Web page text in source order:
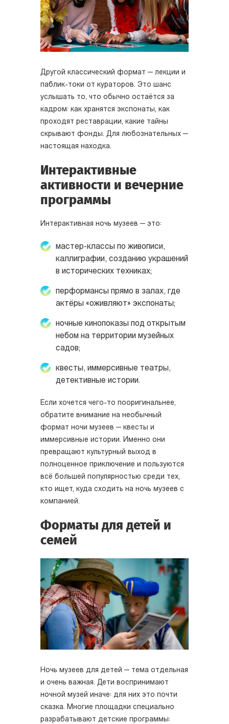
Другой классический формат — лекции и
паблик-токи от кураторов. Это шанс
услышать то, что обычно остаётся за
кадром: как хранятся экспонаты, как
проходят реставрации, какие тайны
скрывают фонды. Для любознательных —
настоящая находка.
Интерактивные
активности и вечерние
программы
Интерактивная ночь музеев — это:
мастер-классы по живописи,
каллиграфии, созданию украшений
в исторических техниках;
перформансы прямо в залах, где
актёры «оживляют» экспонаты;
ночные кинопоказы под открытым
небом на территории музейных
садов;
квесты, иммерсивные театры,
детективные истории.
Если хочется чего-то пооригинальнее,
обратите внимание на необычный
формат ночи музеев — квесты и
иммерсивные истории. Именно они
превращают культурный выход в
полноценное приключение и пользуются
всё большей популярностью среди тех,
кто ищет, куда сходить на ночь музеев с
компанией.
Форматы для детей и
семей
Ночь музеев для детей — тема отдельная
и очень важная. Дети воспринимают
ночной музей иначе: для них это почти
сказка. Многие площадки специально
разрабатывают детские программы: